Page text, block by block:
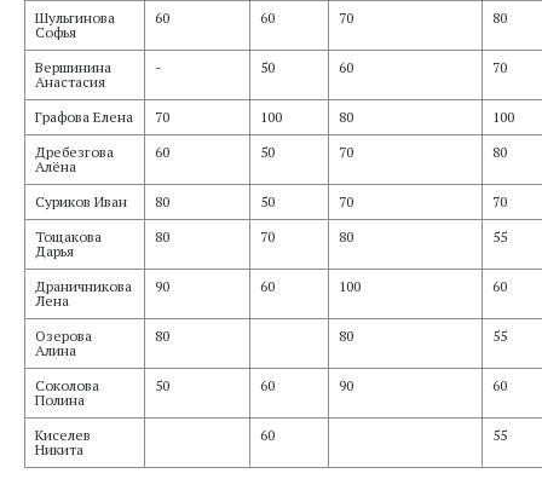
Шульгинова
Софья
60 60 70 80
Вершинина
Анастасия
- 50 60 70
Графова Елена 70 100 80
100
Дребезгова
Алёна
60 50 70 80
Суриков Иван 80 50 70
70
Тощакова
Дарья
80 70 80 55
Драничникова
Лена
90 60 100 60
Озерова
Алина
80 80 55
Соколова
Полина
50 60 90 60
Киселев
Никита
60 55